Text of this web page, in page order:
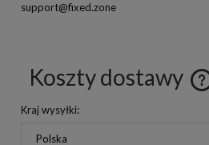
support@fixed.zone
Koszty dostawy
Kraj wysyłki: